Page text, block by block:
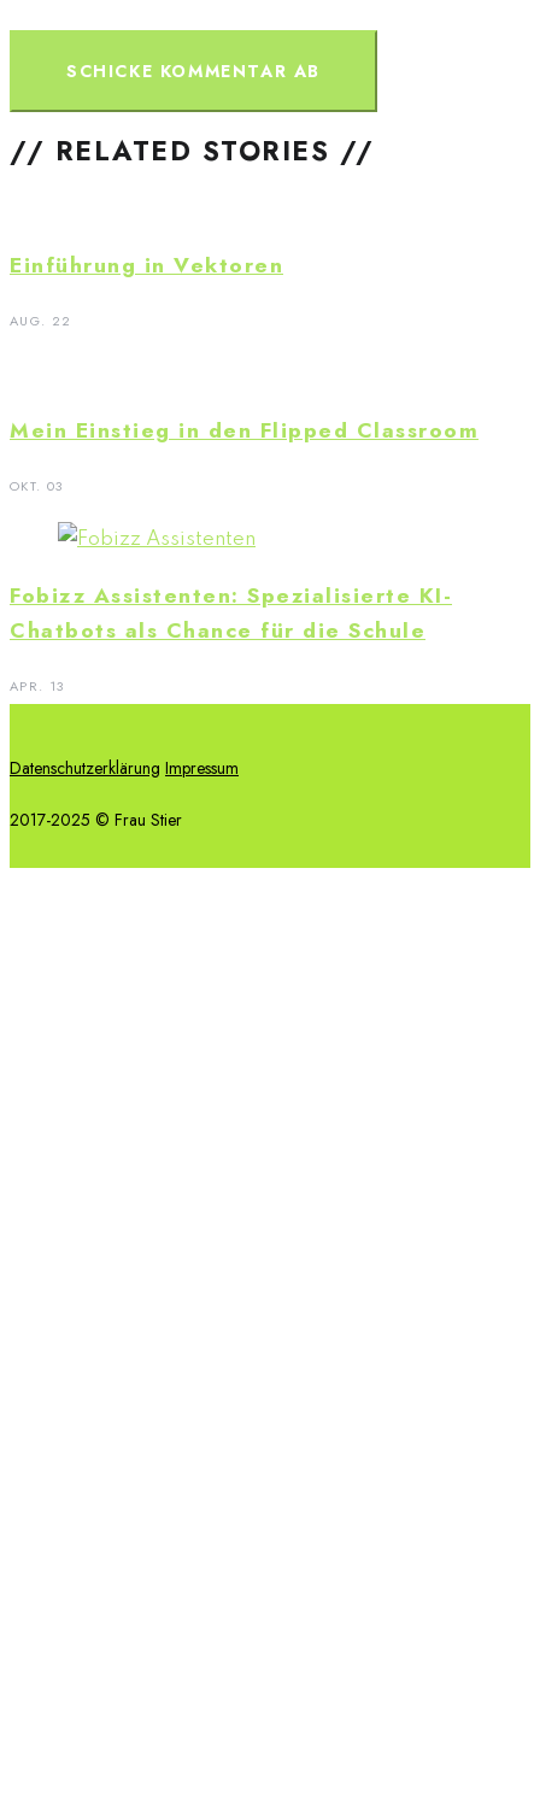
// RELATED STORIES //
Einführung in Vektoren
AUG. 22
Mein Einstieg in den Flipped Classroom
OKT. 03
Fobizz Assistenten: Spezialisierte KI-
Chatbots als Chance für die Schule
APR. 13
Datenschutzerklärung Impressum
2017-2025 © Frau Stier